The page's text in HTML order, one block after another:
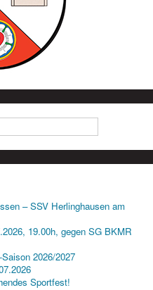
– SSV Herlinghausen am
19.00h, gegen SG BKMR
2026/2027
Sportfest!